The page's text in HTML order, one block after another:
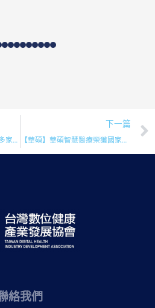
【H2U】 獲郭台銘支持吸引多家科技廠投資，永悅健康打造指標獨角獸企業，規劃 2 年後海外上市
下一篇
【華碩】華碩智慧醫療榮獲國家生技醫療品質獎肯定
絡我們